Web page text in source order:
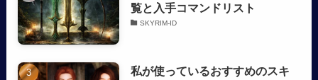
覧と入手コマンドリスト
SKYRIM-ID
私が使っているおすすめのスキ